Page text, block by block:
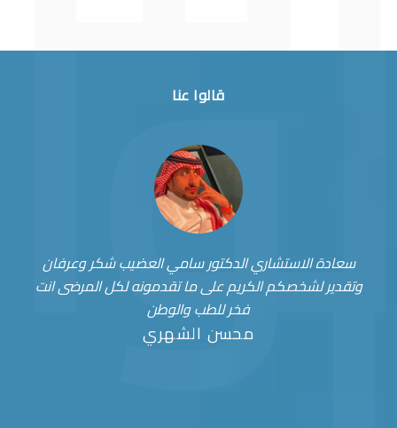
قالوا عنا
سعادة الاستشاري الدكتور سامي العضيب شكر وعرفان
وتقدير لشخصكم الكريم على ما تقدمونه لكل المرضى انت
فخر للطب والوطن
محسن الشهري